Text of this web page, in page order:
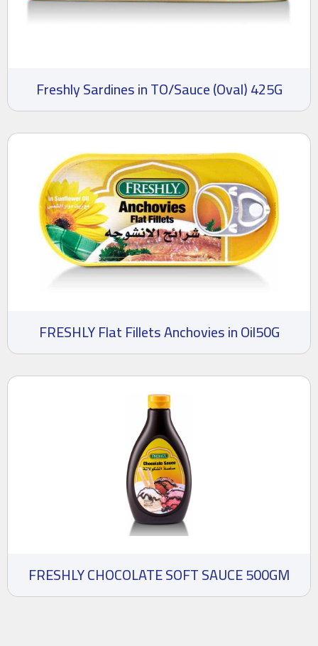
Freshly Sardines in TO/Sauce (Oval) 425G
FRESHLY Flat Fillets Anchovies in Oil50G
FRESHLY CHOCOLATE SOFT SAUCE 500GM